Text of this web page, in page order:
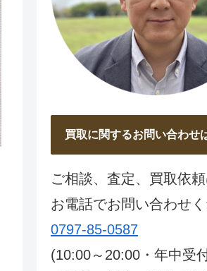
買取に関するお問い合わせ
ご相談、査定、買取依
お電話でお問い合わせ
0797-85-0587
(10:00～20:00・年中受